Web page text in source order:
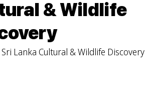
& Wildlife
Lanka Cultural & Wildlife Discovery